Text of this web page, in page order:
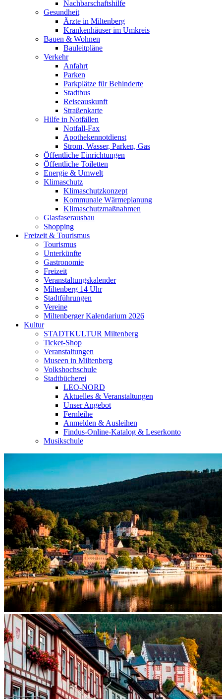
Nachbarschaftshilfe
Gesundheit
Ärzte in Miltenberg
Krankenhäuser im Umkreis
Bauen & Wohnen
Bauleitpläne
Verkehr
Anfahrt
Parken
Parkplätze für Behinderte
Stadtbus
Reiseauskunft
Straßenkarte
Hilfe in Notfällen
Notfall-Fax
Apothekennotdienst
Strom, Wasser, Parken, Gas
Öffentliche Einrichtungen
Öffentliche Toiletten
Energie & Umwelt
Klimaschutz
Klimaschutzkonzept
Kommunale Wärmeplanung
Klimaschutzmaßnahmen
Glasfaserausbau
Shopping
Freizeit & Tourismus
Tourismus
Unterkünfte
Gastronomie
Freizeit
Veranstaltungskalender
Miltenberg 14 Uhr
Stadtführungen
Vereine
Miltenberger Kalendarium 2026
Kultur
STADTKULTUR Miltenberg
Ticket-Shop
Veranstaltungen
Museen in Miltenberg
Volkshochschule
Stadtbücherei
LEO-NORD
Aktuelles & Veranstaltungen
Unser Angebot
Fernleihe
Anmelden & Ausleihen
Findus-Online-Katalog & Leserkonto
Musikschule